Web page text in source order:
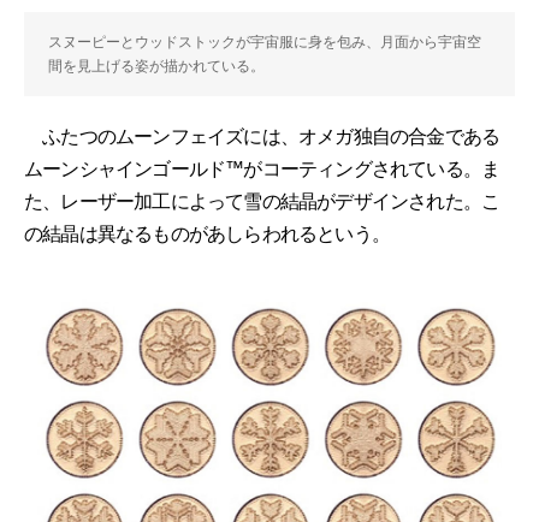
スヌーピーとウッドストックが宇宙服に身を包み、月面から宇宙空
間を見上げる姿が描かれている。
ふたつのムーンフェイズには、オメガ独自の合金である
ムーンシャインゴールド™がコーティングされている。ま
た、レーザー加工によって雪の結晶がデザインされた。こ
の結晶は異なるものがあしらわれるという。